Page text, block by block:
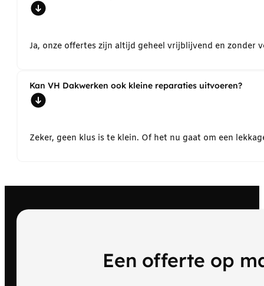
Ja, onze offertes zijn altijd geheel vrijblijvend en
Kan VH Dakwerken ook kleine reparaties uitvoeren?
Zeker, geen klus is te klein. Of het nu gaat om een
Een offerte op